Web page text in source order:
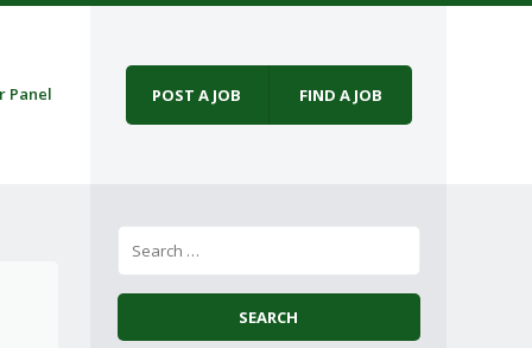
Panel POST A JOB FIND A JOB